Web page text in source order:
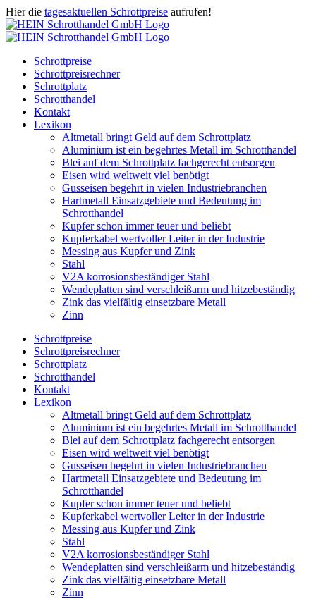
Zum
Inhalt
springen
Hier die tagesaktuellen Schrottpreise aufrufen!
Facebook
Instagram
WhatsApp
Twitter
E-
Mail
Schrottpreise
Schrottpreisrechner
Schrottplatz
Schrotthandel
Kontakt
Lexikon
Altmetall bringt Geld auf dem Schrottplatz
Aluminium ist ein begehrtes Metall im Schrotthandel
Blei auf dem Schrottplatz fachgerecht entsorgen
Eisen wird weltweit viel benötigt
Gusseisen begehrt in vielen Industriebranchen
Hartmetall Einsatzgebiete und Bedeutung im
Schrotthandel
Kupfer schon immer teuer und beliebt
Kupferkabel wertvoller Leiter in der Industrie
Messing aus Kupfer und Zink
Stahl
V2A korrosionsbeständiger Stahl
Wendeplatten sind verschleißarm und hitzebeständig
Zink das vielfältig einsetzbare Metall
Zinn
Schrottpreise
Schrottpreisrechner
Schrottplatz
Schrotthandel
Kontakt
Lexikon
Altmetall bringt Geld auf dem Schrottplatz
Aluminium ist ein begehrtes Metall im Schrotthandel
Blei auf dem Schrottplatz fachgerecht entsorgen
Eisen wird weltweit viel benötigt
Gusseisen begehrt in vielen Industriebranchen
Hartmetall Einsatzgebiete und Bedeutung im
Schrotthandel
Kupfer schon immer teuer und beliebt
Kupferkabel wertvoller Leiter in der Industrie
Messing aus Kupfer und Zink
Stahl
V2A korrosionsbeständiger Stahl
Wendeplatten sind verschleißarm und hitzebeständig
Zink das vielfältig einsetzbare Metall
Zinn